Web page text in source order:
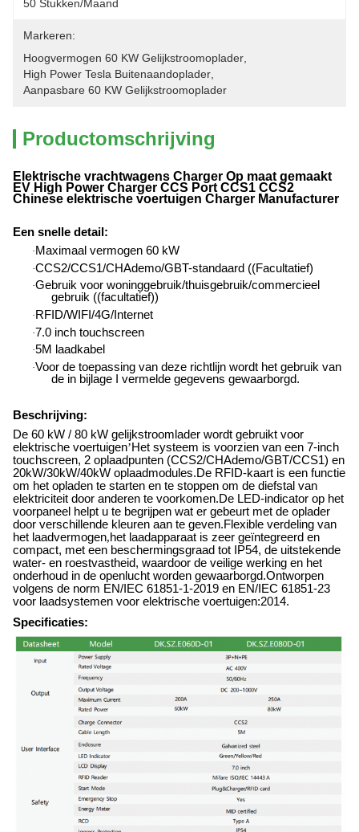
50 Stukken/maand
Markeren:
Hoogvermogen 60 KW Gelijkstroomoplader
High Power Tesla Buitenaandoplader
Aanpasbare 60 KW Gelijkstroomoplader
Productomschrijving
Elektrische vrachtwagens Charger Op maat gemaakt
EV High Power Charger CCS Port CCS1 CCS2
Chinese elektrische voertuigen Charger Manufacturer
Een snelle detail :
· Maximaal vermogen 60 kW
·CCS2/CCS1/CHAdemo/GBT-standaard ((Facultatief)
·Gebruik voor woninggebruik/thuisgebruik/commercieel
gebruik ((facultatief))
· RFID/WIFI/4G/Internet
·7.0 inch touchscreen
·5M laadkabel
·Voor de toepassing van deze richtlijn wordt het gebruik van
de in bijlage I vermelde gegevens gewaarborgd.
Beschrijving:
De 60 kW / 80 kW gelijkstroomlader wordt gebruikt voor
elektrische voertuigen’Het systeem is voorzien van een 7-inch
touchscreen, 2 oplaadpunten (CCS2/CHAdemo/GBT/CCS1) en
20kW/30kW/40kW oplaadmodules.De RFID-kaart is een functie
om het opladen te starten en te stoppen om de diefstal van
elektriciteit door anderen te voorkomen.De LED-indicator op het
voorpaneel helpt u te begrijpen wat er gebeurt met de oplader
door verschillende kleuren aan te geven.Flexible verdeling van
het laadvermogen,het laadapparaat is zeer geïntegreerd en
compact, met een beschermingsgraad tot IP54, de uitstekende
water- en roestvastheid, waardoor de veilige werking en het
onderhoud in de openlucht worden gewaarborgd.Ontworpen
volgens de norm EN/IEC 61851-1-2019 en EN/IEC 61851-23
voor laadsystemen voor elektrische voertuigen:2014.
Specificaties: